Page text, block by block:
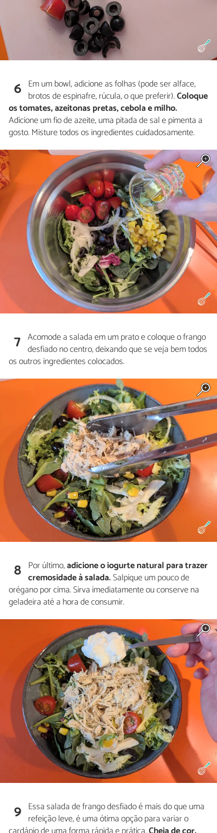
6 Em um bowl, adicione as folhas (pode ser alface,
brotos de espinafre, rúcula, o que preferir).Coloque
os tomates, azeitonas pretas, cebola e milho.
Adicione um fio de azeite, uma pitada de sal e pimenta a
gosto. Misture todos os ingredientes cuidadosamente.
7 Acomode a salada em um prato e coloque o frango
desfiado no centro, deixando que se veja bem todos
os outros ingredientes colocados.
8 Por último,adicione o iogurte natural para trazer
cremosidade à salada.Salpique um pouco de
orégano por cima. Sirva imediatamente ou conserve na
geladeira até a hora de consumir.
9 Essa salada de frango desfiado é mais do que uma
refeição leve, é uma ótima opção para variar o